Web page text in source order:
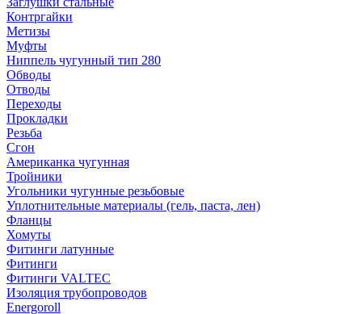
Контргайки
Метизы
Муфты
Ниппель чугунный тип 280
Обводы
Отводы
Переходы
Прокладки
Резьба
Сгон
Американка чугунная
Тройники
Угольники чугунные резьбовые
Уплотнительные материалы (гель, паста, лен)
Фланцы
Хомуты
Фитинги латунные
Фитинги
Фитинги VALTEC
Изоляция трубопроводов
Energoroll